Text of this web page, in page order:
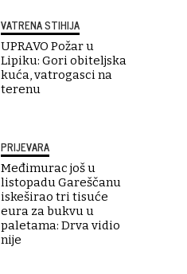
VATRENA STIHIJA
UPRAVO Požar u
Lipiku: Gori obiteljska
kuća, vatrogasci na
terenu
PRIJEVARA
Međimurac još u
listopadu Gareščanu
iskeširao tri tisuće
eura za bukvu u
paletama: Drva vidio
nije